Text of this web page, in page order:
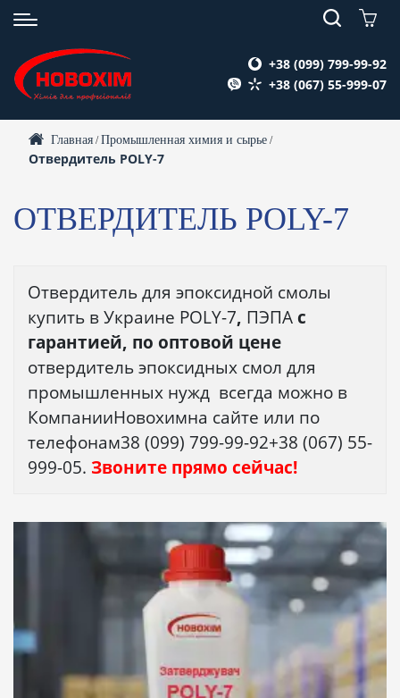
+38 (099) 799-99-92
+38 (067) 55-999-07
Главная /Промышленная химия и сырье /
Отвердитель POLY-7
ОТВЕРДИТЕЛЬ POLY-7
Отвердитель для эпоксидной смолы
купить в Украине POLY-7, ПЭПА с
гарантией, по оптовой цене
отвердитель эпоксидных смол для
промышленных нужд всегда можно в
КомпанииНовохимна сайте или по
телефонам38 (099) 799-99-92+38 (067) 55-
999-05. Звоните прямо сейчас!